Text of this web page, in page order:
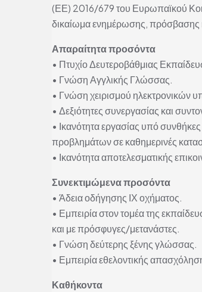
(ΕΕ) 2016/679 του Ευρωπαϊκού
δικαίωμα ενημέρωσης, πρόσβασης
Απαραίτητα προσόντα
• Πτυχίο Δευτεροβάθμιας
• Γνώση Αγγλικής Γλώσσας.
• Γνώση χειρισμού ηλεκτρονικών
• Δεξιότητες συνεργασίας και
• Ικανότητα εργασίας υπό
προβλημάτων σε καθημερινές
• Ικανότητα αποτελεσματικής
Συνεκτιμώμενα προσόντα
• Άδεια οδήγησης ΙΧ οχήματος.
• Εμπειρία στον τομέα της
και με πρόσφυγες/μετανάστες.
• Γνώση δεύτερης ξένης γλώσσας.
• Εμπειρία εθελοντικής
Καθήκοντα